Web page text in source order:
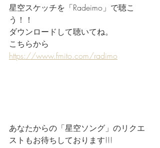
星空スケッチを「Radeimo」で聴こ
う！！
ダウンロードして聴いてね。
こちらから
https://www.fmito.com/radimo
あなたからの「星空ソング」のリクエ
ストもお待ちしております!!!